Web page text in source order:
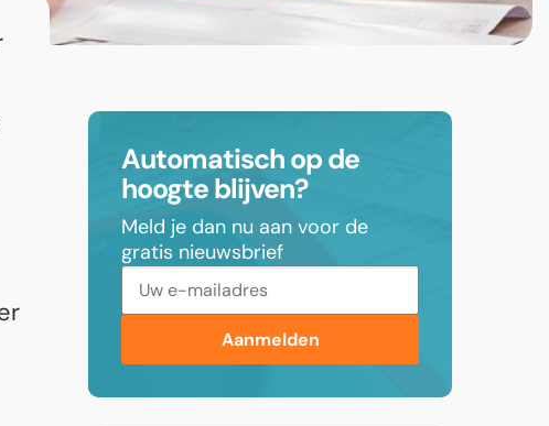
Automatisch op de
hoogte blijven?
Meld je dan nu aan voor de
gratis nieuwsbrief
Aanmelden